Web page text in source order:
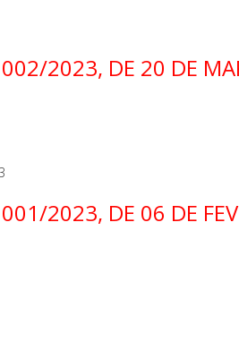
002/2023, DE 20 DE
001/2023, DE 06 DE